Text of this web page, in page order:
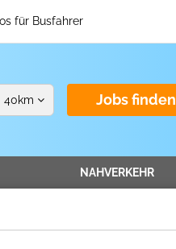
für Busfahrer
40km Jobs finden
NAHVERKEHR